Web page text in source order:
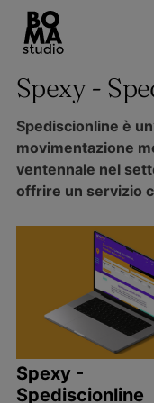
Spexy -
Spediscionline è
movimentazione
ventennale nel
offrire un servizio
Spexy -
Spediscionline